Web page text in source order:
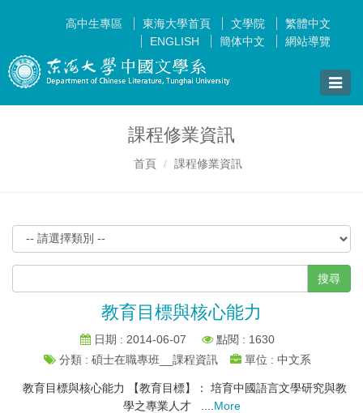
高中生專區 東海大學首頁 文學院
繁體中文
ENGLISH
簡体中文 網站導覽
Toggle
課程修業資訊
首頁 課程修業資訊
搜尋
教育目標與核心能力
日期 : 2014-06-07
點閱 : 1630
分類 : 碩士在職專班__課程資訊
單位 : 中文系
教育目標與核心能力 【教育目標】： 培育中國語言文學研究與教
學之專業人才 .... More